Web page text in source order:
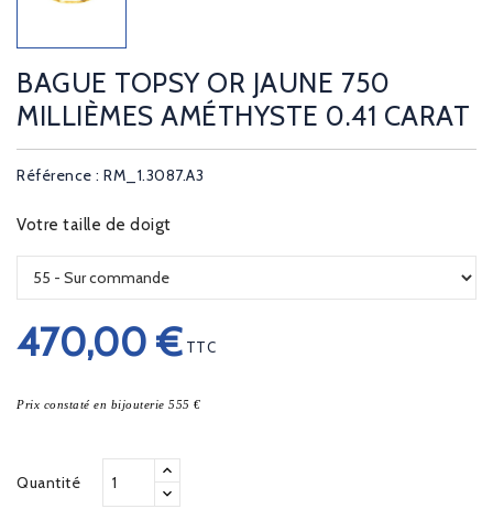
BAGUE TOPSY OR JAUNE 750
MILLIÈMES AMÉTHYSTE 0.41 CARAT
Référence : RM_1.3087.A3
Votre taille de doigt
470,00 € TTC
Prix constaté en bijouterie 555 €
Quantité